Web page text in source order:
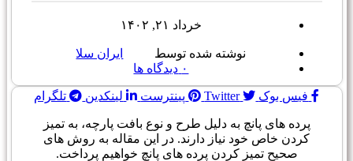
خرداد ۲۱, ۱۴۰۲
نوشته شده توسط
ایران سلا
۰ دیدگاه ها
فیس بوک Twitter پینترست لینکدین تلگرام
پرده های پانچ به دلیل طرح و نوع بافت پارچه، به تمیز
کردن خاص خود نیاز دارند. در این مقاله به روش های
صحیح تمیز کردن پرده های پانچ خواهیم پرداخت.